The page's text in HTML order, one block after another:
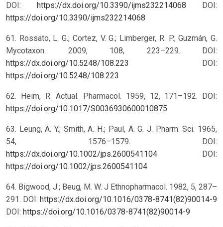
DOI: https://dx.doi.org/10.3390/ijms232214068
DOI:
https://doi.org/10.3390/ijms232214068
61. Rossato, L. G.; Cortez, V. G.; Limberger, R. P.; Guzmán, G.
Mycotaxon. 2009, 108, 223–229. DOI:
https://dx.doi.org/10.5248/108.223
DOI:
https://doi.org/10.5248/108.223
62. Heim, R. Actual. Pharmacol. 1959, 12, 171–192. DOI:
https://doi.org/10.1017/S0036930600010875
63. Leung, A. Y.; Smith, A. H.; Paul, A. G. J. Pharm. Sci. 1965,
54, 1576–1579. DOI:
https://dx.doi.org/10.1002/jps.2600541104
DOI:
https://doi.org/10.1002/jps.2600541104
64. Bigwood, J.; Beug, M. W. J Ethnopharmacol. 1982, 5, 287–
291. DOI: https://dx.doi.org/10.1016/0378-8741(82)90014-9
DOI: https://doi.org/10.1016/0378-8741(82)90014-9